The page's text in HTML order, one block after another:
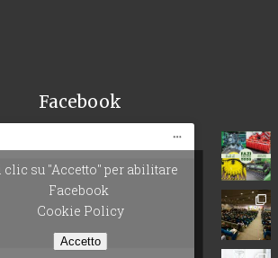
Facebook
clic su "Accetto" per abilitare
Facebook
Cookie Policy
Accetto